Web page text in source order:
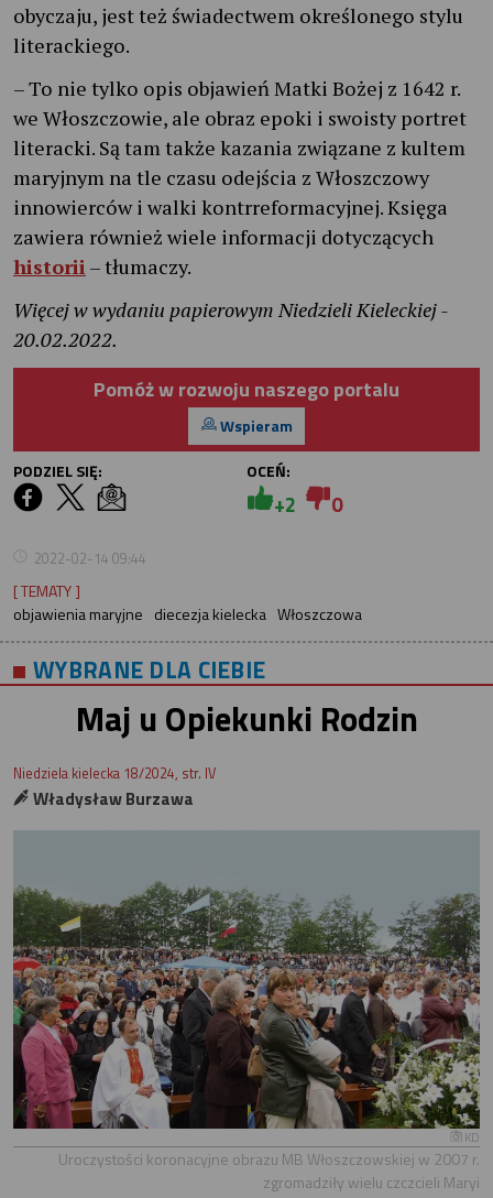
obyczaju, jest też świadectwem określonego stylu
literackiego.
– To nie tylko opis objawień Matki Bożej z 1642 r.
we Włoszczowie, ale obraz epoki i swoisty portret
literacki. Są tam także kazania związane z kultem
maryjnym na tle czasu odejścia z Włoszczowy
innowierców i walki kontrreformacyjnej. Księga
zawiera również wiele informacji dotyczących
historii – tłumaczy.
Więcej w wydaniu papierowym Niedzieli Kieleckiej -
20.02.2022.
Pomóż w rozwoju naszego portalu
Wspieram
PODZIEL SIĘ:
OCEŃ:
+2 0
2022-02-14 09:44
[ TEMATY ]
objawienia maryjne diecezja kielecka Włoszczowa
WYBRANE DLA CIEBIE
Maj u Opiekunki Rodzin
Niedziela kielecka 18/2024, str. IV
Władysław Burzawa
KD
Uroczystości koronacyjne obrazu MB Włoszczowskiej w 2007 r.
zgromadziły wielu czczcieli Maryi